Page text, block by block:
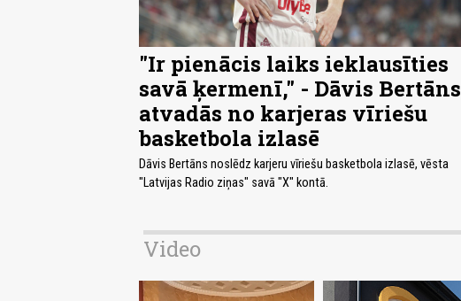
"Ir pienācis laiks ieklausīties
savā ķermenī," - Dāvis Bertāns
atvadās no karjeras vīriešu
basketbola izlasē
Dāvis Bertāns noslēdz karjeru vīriešu basketbola izlasē, vēsta
"Latvijas Radio ziņas" savā "X" kontā.
Video